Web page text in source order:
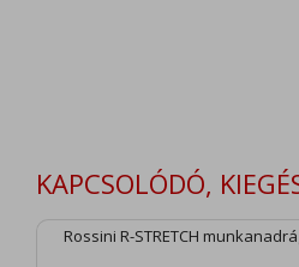
KAPCSOLÓDÓ,
Rossini R-STRETCH